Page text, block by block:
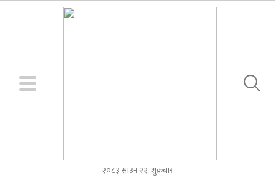
२०८३ साउन २२, शुक्रबार